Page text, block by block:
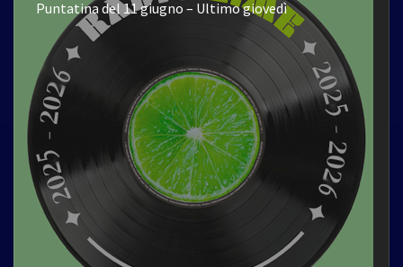
Puntatina del 11 giugno – Ultimo giovedì